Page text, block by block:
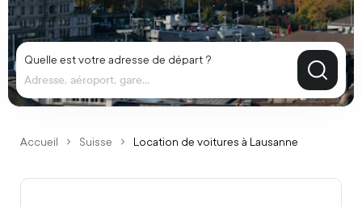
Quelle est votre adresse de départ ?
Adresse, aéroport, gare...
Accueil Suisse Location de voitures à Lausanne